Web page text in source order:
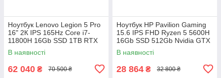
Ноутбук Lenovo Legion 5 Pro
16" 2К IPS 165Hz Core i7-
11800H 16Gb SSD 1TB RTX
3070 8GB
В наявності
62 040 ₴ 70 500 ₴
Ноутбук HP Pavilion Gaming
15.6 IPS FHD Ryzen 5 5600H
16Gb SSD 512Gb Nvidia GTX
1650 4GB
В наявності
28 864 ₴ 32 800 ₴